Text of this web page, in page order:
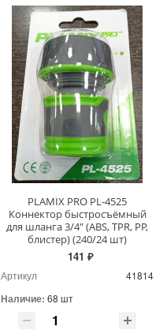
PLAMIX PRO PL-4525
Коннектор быстросъёмный
для шланга 3/4" (ABS, TPR, PP,
блистер) (240/24 шт)
141 ₽
Артикул 41814
Наличие: 68 шт